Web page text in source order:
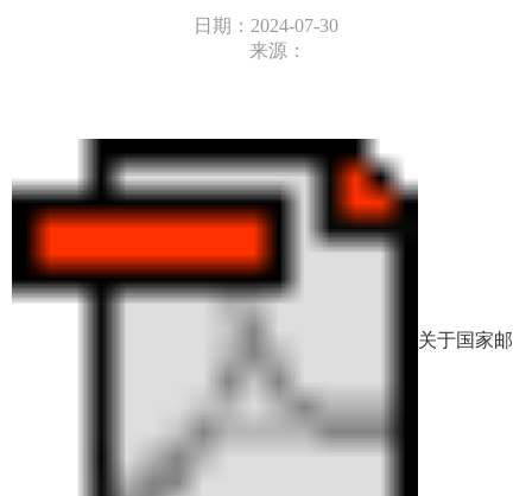
日期：2024-07-30
来源：
关于国家邮